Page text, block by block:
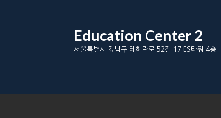
Education Center 2
서울특별시 강남구 테헤란로 52길 17 ES타워 4층